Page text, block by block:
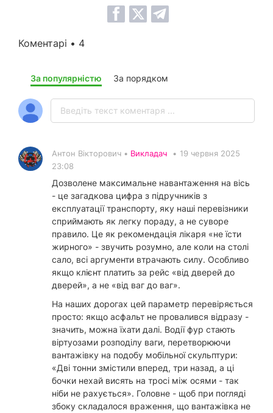
Коментарі • 4
За популярністю За порядком
Антон Вікторович • Викладач • 19 червня 2025
23:08
Дозволене максимальне навантаження на вісь
- це загадкова цифра з підручників з
експлуатації транспорту, яку наші перевізники
сприймають як легку пораду, а не суворе
правило. Це як рекомендація лікаря «не їсти
жирного» - звучить розумно, але коли на столі
сало, всі аргументи втрачають силу. Особливо
якщо клієнт платить за рейс «від дверей до
дверей», а не «від ваг до ваг».
На наших дорогах цей параметр перевіряється
просто: якщо асфальт не провалився відразу -
значить, можна їхати далі. Водії фур стають
віртуозами розподілу ваги, перетворюючи
вантажівку на подобу мобільної скульптури:
«Дві тонни змістили вперед, три назад, а ці
бочки нехай висять на тросі між осями - так
ніби не рахується». Головне - щоб при погляді
збоку складалося враження, що вантажівка не